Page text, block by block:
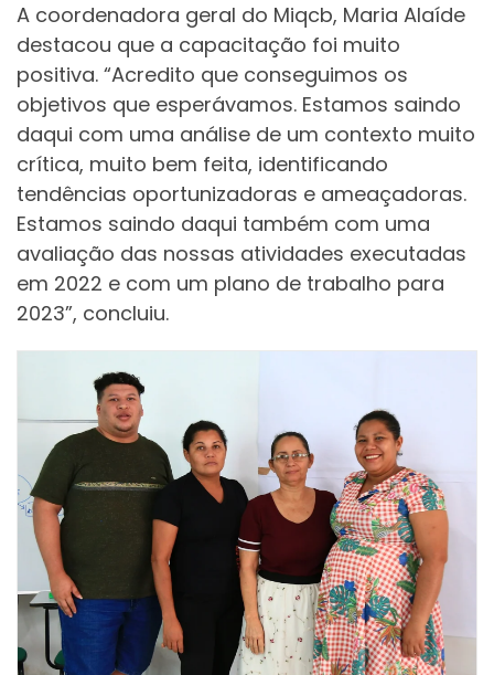
A coordenadora geral do Miqcb, Maria Alaíde
destacou que a capacitação foi muito
positiva. “Acredito que conseguimos os
objetivos que esperávamos. Estamos saindo
daqui com uma análise de um contexto muito
crítica, muito bem feita, identificando
tendências oportunizadoras e ameaçadoras.
Estamos saindo daqui também com uma
avaliação das nossas atividades executadas
em 2022 e com um plano de trabalho para
2023”, concluiu.